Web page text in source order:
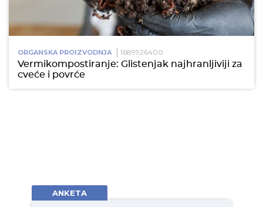
ORGANSKA PROIZVODNJA 1689926400
Vermikompostiranje: Glistenjak najhranljiviji za
cveće i povrće
ANKETA